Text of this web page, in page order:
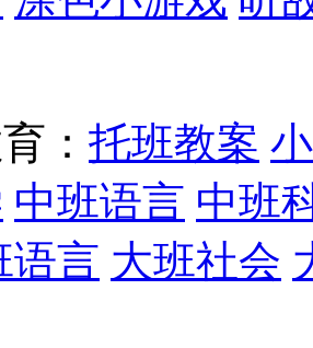
： 托班教案
中班语言 中班
语言 大班社会